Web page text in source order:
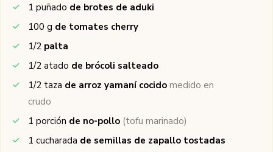
1 puñado de brotes de aduki
100 g de tomates cherry
1/2 palta
1/2 atado de brócoli salteado
1/2 taza de arroz yamaní cocido medido en
crudo
1 porción de no-pollo (tofu marinado)
1 cucharada de semillas de zapallo tostadas